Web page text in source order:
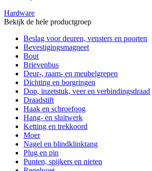
Hardware
Bekijk de hele productgroep
Beslag voor deuren, vensters en poorten
Bevestigingsmagneet
Bout
Brievenbus
Deur-, raam- en meubelgrepen
Dichting en borgringen
Dop, inzetstuk, veer en verbindingsdraad
Draadstift
Haak en schroefoog
Hang- en sluitwerk
Ketting en trekkoord
Moer
Nagel en blindklinktang
Plug en pin
Punten, spijkers en nieten